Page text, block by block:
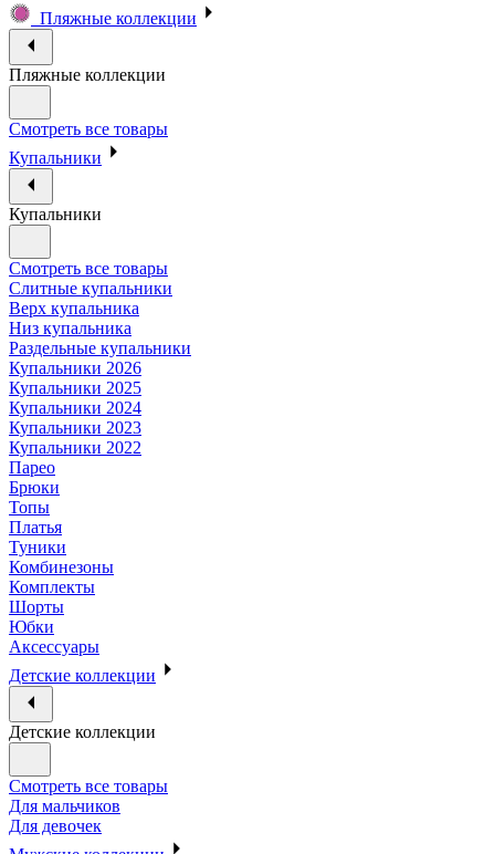
Пляжные коллекции
Пляжные коллекции
Смотреть все товары
Купальники
Купальники
Смотреть все товары
Слитные купальники
Верх купальника
Низ купальника
Раздельные купальники
Купальники 2026
Купальники 2025
Купальники 2024
Купальники 2023
Купальники 2022
Парео
Брюки
Топы
Платья
Туники
Комбинезоны
Комплекты
Шорты
Юбки
Аксессуары
Детские коллекции
Детские коллекции
Смотреть все товары
Для мальчиков
Для девочек